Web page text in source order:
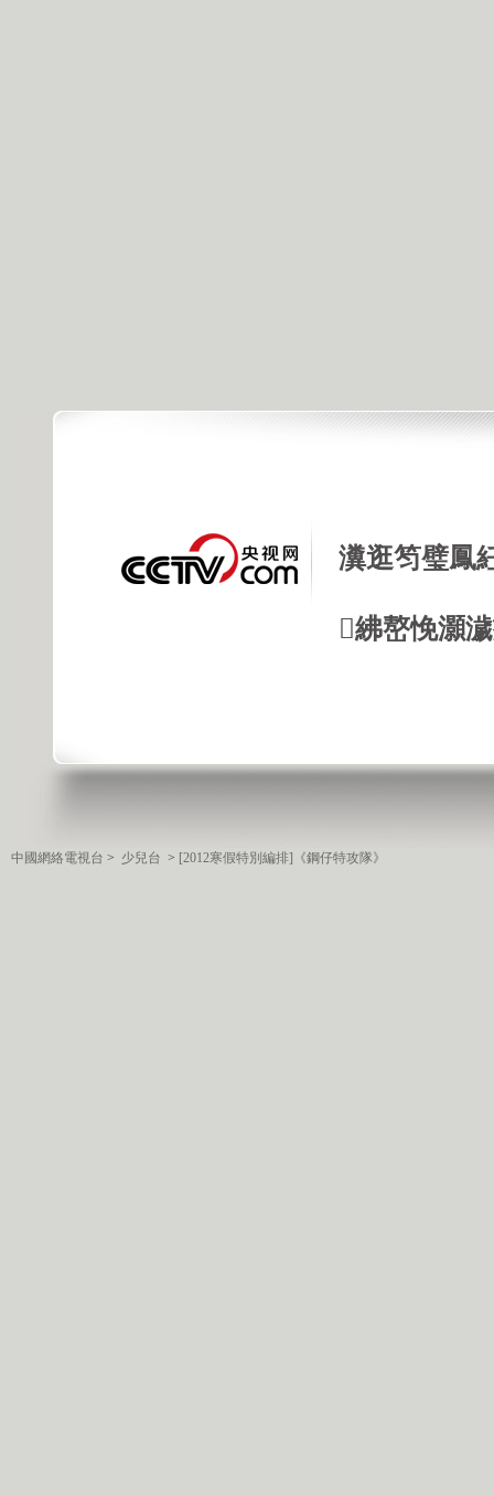
瀵逛笉璧鳳
紼嶅悗灝
中國網絡電視台 > 少兒台 > [2012寒假特別編排]《鋼仔特攻隊》